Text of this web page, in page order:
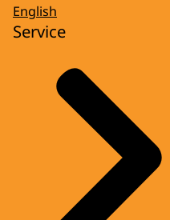
English
Service